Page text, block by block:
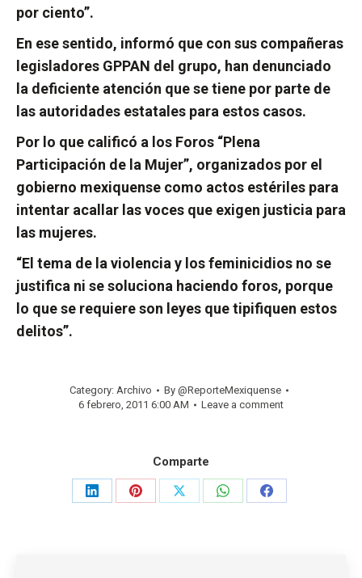
por ciento”.
En ese sentido, informó que con sus compañeras
legisladores GPPAN del grupo, han denunciado
la deficiente atención que se tiene por parte de
las autoridades estatales para estos casos.
Por lo que calificó a los Foros “Plena
Participación de la Mujer”, organizados por el
gobierno mexiquense como actos estériles para
intentar acallar las voces que exigen justicia para
las mujeres.
“El tema de la violencia y los feminicidios no se
justifica ni se soluciona haciendo foros, porque
lo que se requiere son leyes que tipifiquen estos
delitos”.
Category: Archivo By @ReporteMexiquense
6 febrero, 2011 6:00 AM
Leave a comment
Comparte
Share
Share
Share
Share
Share